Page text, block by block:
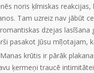
noris ķīmiskas reakcijas,
Tam uzreiz nav jābūt
dzejas lasīšana
pasakot Jūsu mīļotajam,
krūtis ir pārāk
ķermeņi traucē